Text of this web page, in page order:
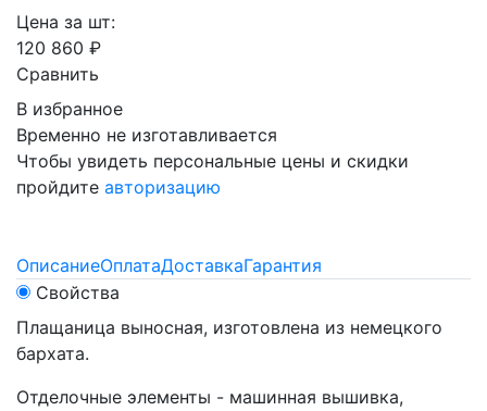
Цена за шт:
120 860 ₽
Сравнить
В избранное
Временно не изготавливается
Чтобы увидеть персональные цены и скидки
пройдите авторизацию
ОписаниеОплатаДоставкаГарантия
Свойства
Плащаница выносная, изготовлена из немецкого
бархата.
Отделочные элементы - машинная вышивка,